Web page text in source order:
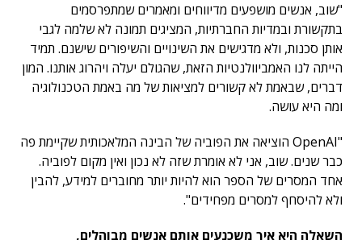
"שוב, אנשים מושפעים מדיווחים ומאמרים שמתפרסמים
בתקשורת ובמדיות החברתיות, המציגים תמונה לא שלמה לגבי
אותן סכנות, ולא מדגישים את השינויים והשיפורים שישנם. תמיד
הייתה לנו האמביוולנטיות הזאת, שהגולם יעלה ויהרוג אותנו. המון
דברים, שבאמת לא קשורים למציאות של מה באמת הטכנולוגיה
ומה היא עושה.
"OpenAI הוציאה את הפוביה של הבינה המלאכותית שקיימת פה
כבר שנים. שוב, אני לא אומרת שזה לא נכון ואין מקום לפוביה.
אחד המסרים של הספר הוא להיות יותר מחוברים למידע, להבין
ולא להיסחף למסרים מפחידים".
השאלה היא איך משכנעים אותם אנשים מבוהלים,